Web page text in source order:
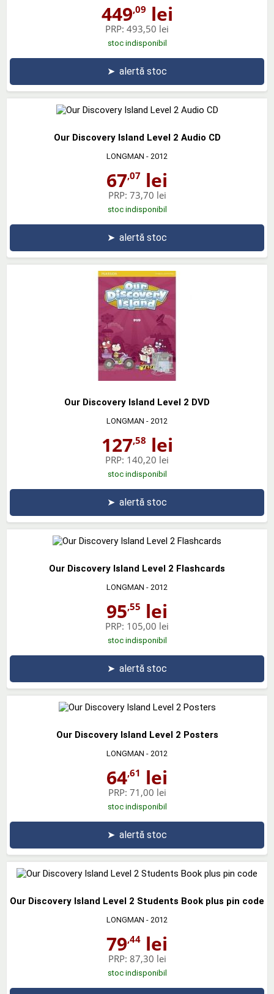
449,09 lei
PRP: 493,50 lei
stoc indisponibil
➤ alertă stoc
Our Discovery Island Level 2 Audio CD
LONGMAN - 2012
67,07 lei
PRP: 73,70 lei
stoc indisponibil
➤ alertă stoc
Our Discovery Island Level 2 DVD
LONGMAN - 2012
127,58 lei
PRP: 140,20 lei
stoc indisponibil
➤ alertă stoc
Our Discovery Island Level 2 Flashcards
LONGMAN - 2012
95,55 lei
PRP: 105,00 lei
stoc indisponibil
➤ alertă stoc
Our Discovery Island Level 2 Posters
LONGMAN - 2012
64,61 lei
PRP: 71,00 lei
stoc indisponibil
➤ alertă stoc
Our Discovery Island Level 2 Students Book plus pin code
LONGMAN - 2012
79,44 lei
PRP: 87,30 lei
stoc indisponibil